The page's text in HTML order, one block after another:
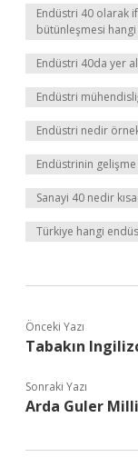
Endüstri 40 olarak
bütünleşmesi
Endüstri 40da yer
Endüstri
Endüstri nedir
Endüstrinin
Sanayi 40 nedir
Türkiye hangi
Önceki Yazı
Tabakın
Sonraki Yazı
Arda Guler